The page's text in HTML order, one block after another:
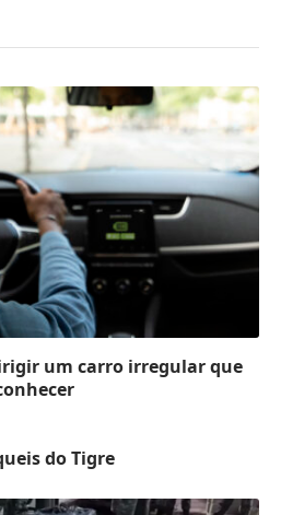
um carro irregular que
do Tigre